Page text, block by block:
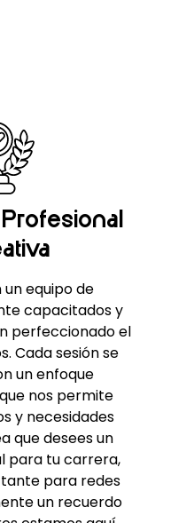
equipo de
capacitados y
perfeccionado el
Cada sesión se
un enfoque
nos permite
y necesidades
que desees un
para tu carrera,
para redes
un recuerdo